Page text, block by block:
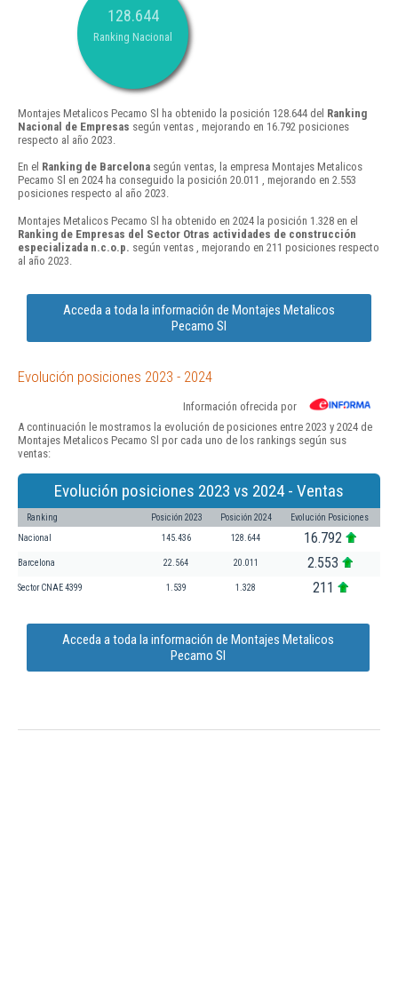
128.644
Ranking Nacional
Montajes Metalicos Pecamo Sl ha obtenido la posición 128.644 del Ranking
Nacional de Empresas según ventas , mejorando en 16.792 posiciones
respecto al año 2023.
En el Ranking de Barcelona según ventas, la empresa Montajes Metalicos
Pecamo Sl en 2024 ha conseguido la posición 20.011 , mejorando en 2.553
posiciones respecto al año 2023.
Montajes Metalicos Pecamo Sl ha obtenido en 2024 la posición 1.328 en el
Ranking de Empresas del Sector Otras actividades de construcción
especializada n.c.o.p. según ventas , mejorando en 211 posiciones respecto
al año 2023.
Acceda a toda la información de Montajes Metalicos
Pecamo Sl
Evolución posiciones 2023 - 2024
Información ofrecida por
A continuación le mostramos la evolución de posiciones entre 2023 y 2024 de
Montajes Metalicos Pecamo Sl por cada uno de los rankings según sus
ventas:
Evolución posiciones 2023 vs 2024 - Ventas
Ranking Posición 2023 Posición 2024 Evolución Posiciones
Nacional 145.436 128.644 16.792
Barcelona 22.564 20.011 2.553
Sector CNAE 4399 1.539 1.328 211
Acceda a toda la información de Montajes Metalicos
Pecamo Sl